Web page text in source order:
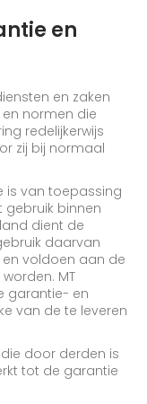
en
en zaken
normen die
redelijkerwijs
zij bij normaal
is van toepassing
gebruik binnen
dient de
daarvan
voldoen aan de
MT
garantie- en
van de te leveren
door derden is
tot de garantie